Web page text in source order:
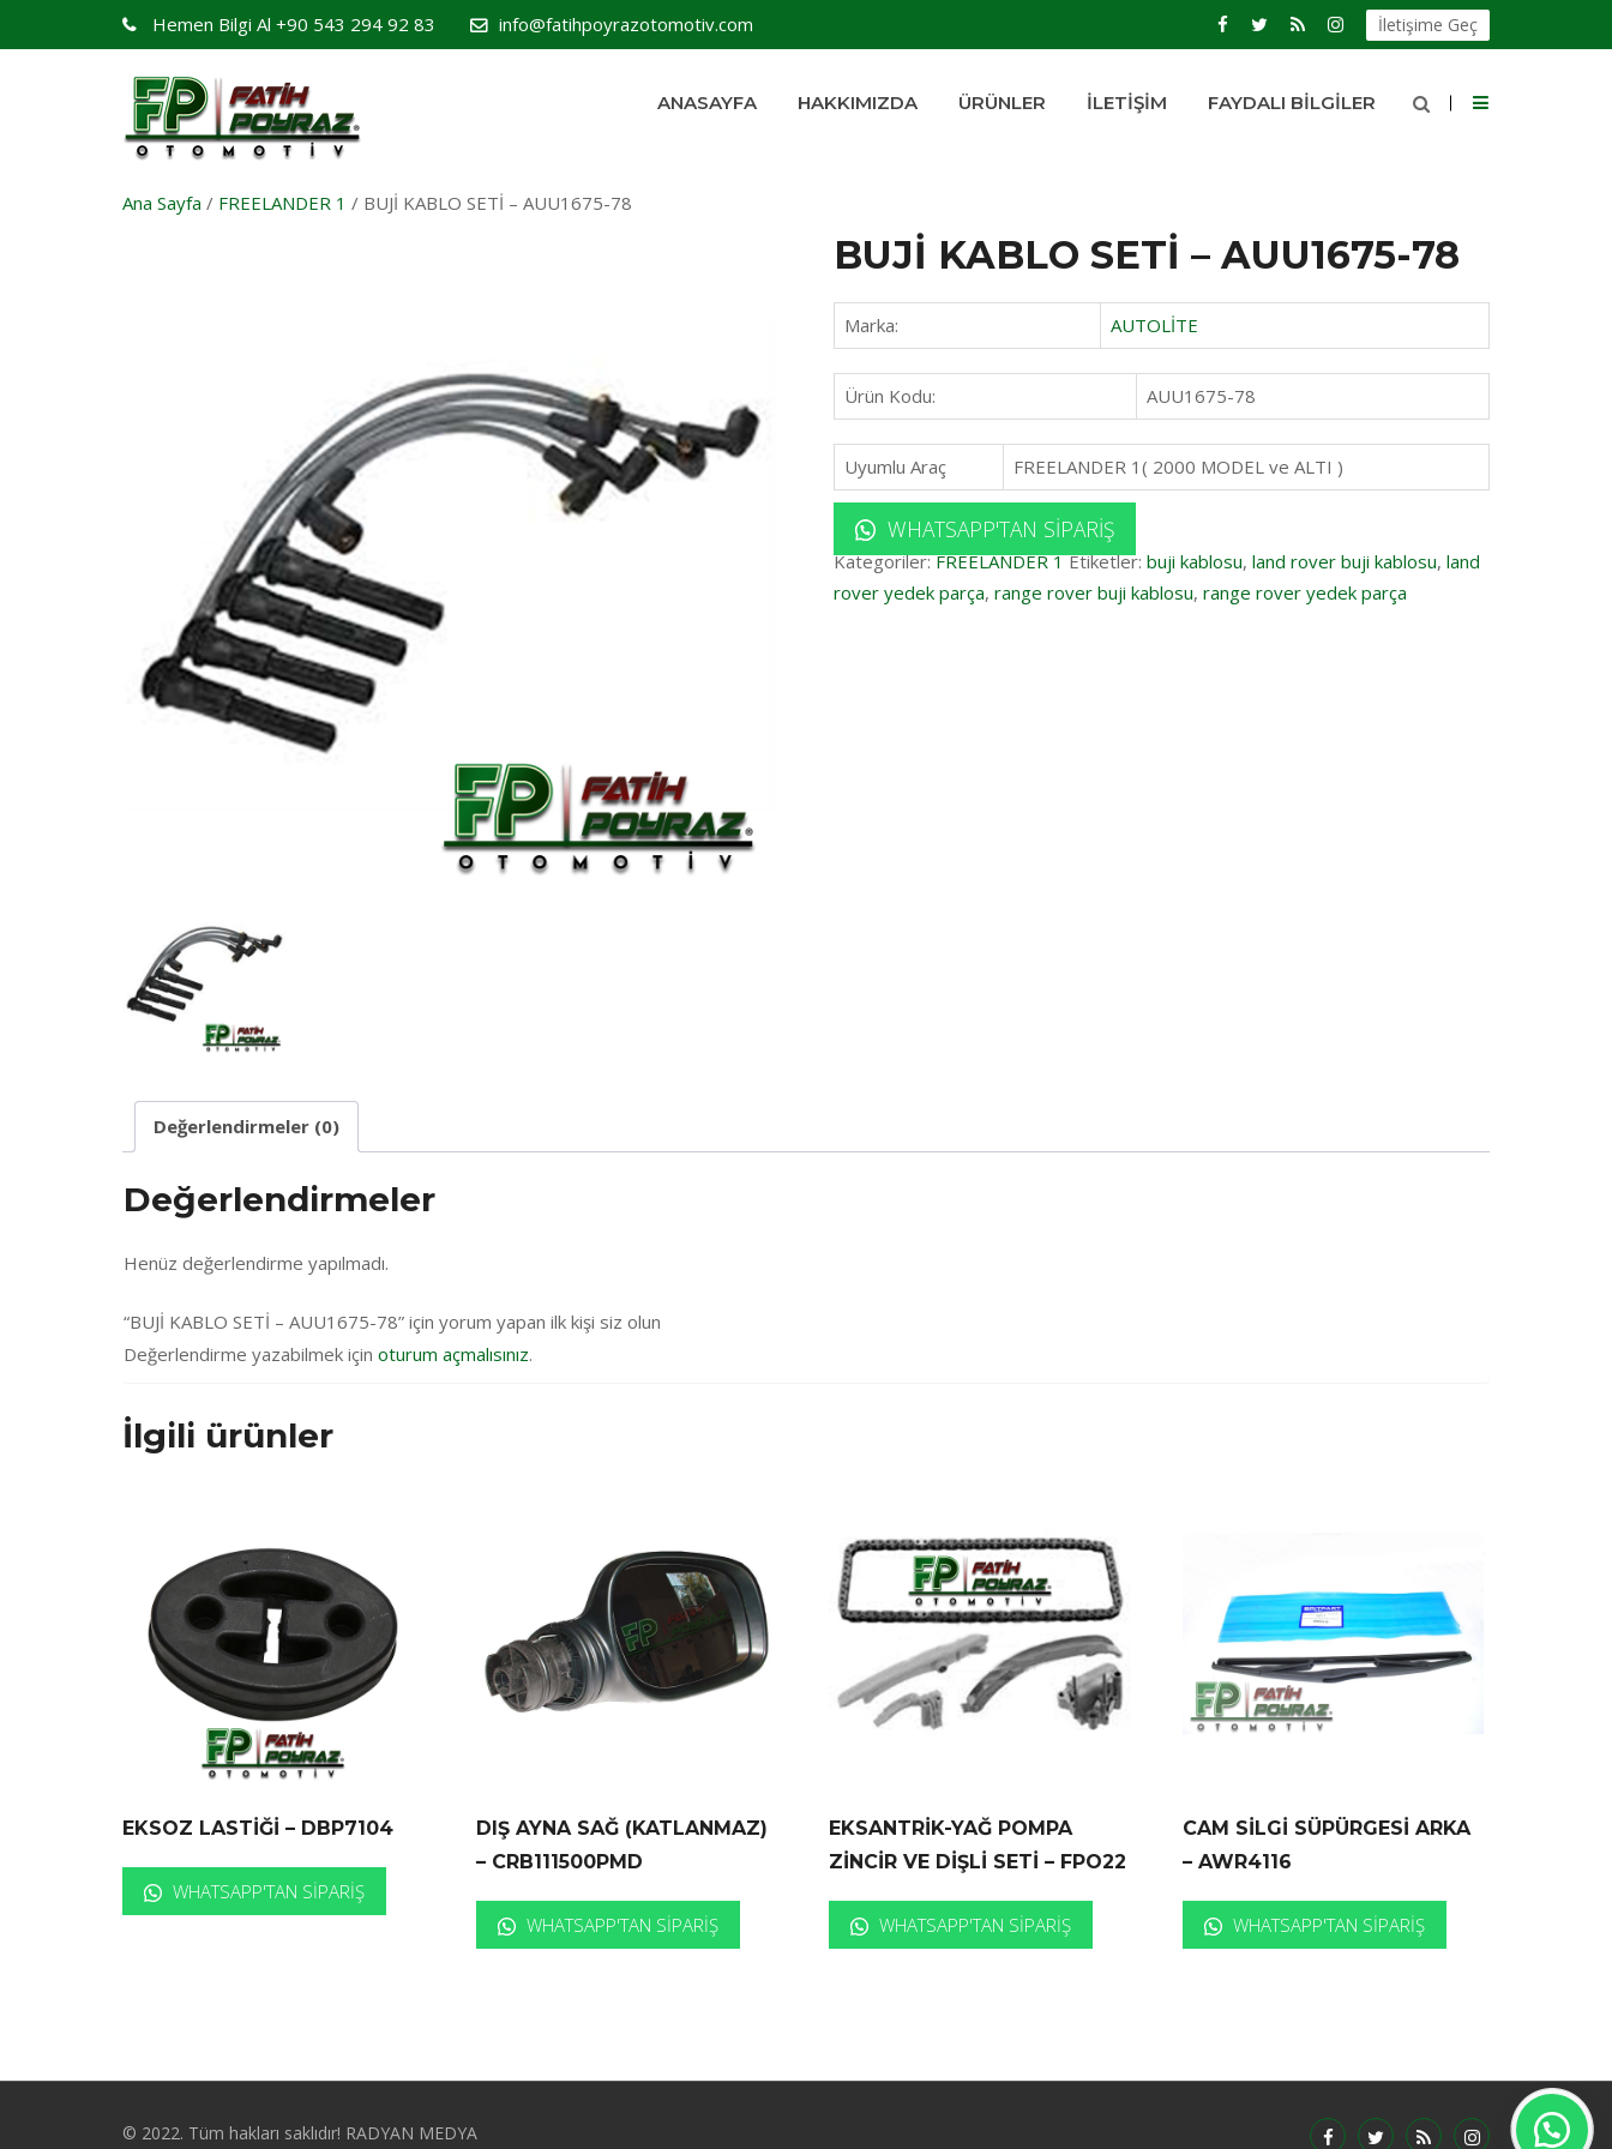
Hemen Bilgi Al +90 543 294 92 83 info@fatihpoyrazotomotiv.com İletişime Geç
ANASAYFA HAKKIMIZDA ÜRÜNLER İLETIŞIM FAYDALI BILGILER
Ana Sayfa / FREELANDER 1 / BUJİ KABLO SETİ – AUU1675-78
BUJİ KABLO SETİ – AUU1675-78
Marka: AUTOLİTE
Ürün Kodu: AUU1675-78
Uyumlu Araç FREELANDER 1( 2000 MODEL ve ALTI )
WHATSAPP'TAN SIPARIŞ
Kategoriler:FREELANDER 1 Etiketler: buji kablosu, land rover buji kablosu, land
rover yedek parça, range rover buji kablosu, range rover yedek parça
Değerlendirmeler (0)
Değerlendirmeler
Henüz değerlendirme yapılmadı.
“BUJİ KABLO SETİ – AUU1675-78” için yorum yapan ilk kişi siz olun
Değerlendirme yazabilmek için oturum açmalısınız.
İlgili ürünler
EKSOZ LASTİĞİ – DBP7104
WHATSAPP'TAN SIPARIŞ
DIŞ AYNA SAĞ (KATLANMAZ)
– CRB111500PMD
WHATSAPP'TAN SIPARIŞ
EKSANTRİK-YAĞ POMPA
ZİNCİR VE DİŞLİ SETİ – FPO22
WHATSAPP'TAN SIPARIŞ
CAM SİLGİ SÜPÜRGESİ ARKA
– AWR4116
WHATSAPP'TAN SIPARIŞ
© 2022. Tüm hakları saklıdır! RADYAN MEDYA